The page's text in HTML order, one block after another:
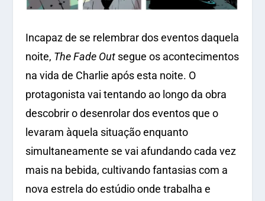
Incapaz de se relembrar dos eventos daquela
noite, The Fade Out segue os acontecimentos
na vida de Charlie após esta noite. O
protagonista vai tentando ao longo da obra
descobrir o desenrolar dos eventos que o
levaram àquela situação enquanto
simultaneamente se vai afundando cada vez
mais na bebida, cultivando fantasias com a
nova estrela do estúdio onde trabalha e